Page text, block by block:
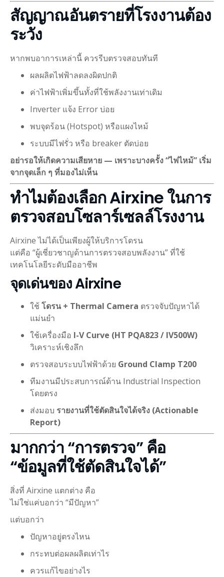
สัญญาณอันตรายที่โรงงานต้อง
ระวัง
หากพบอาการเหล่านี้ ควรรีบตรวจสอบทันที
ผลผลิตไฟฟ้าลดลงผิดปกติ
ค่าไฟฟ้าเพิ่มขึ้นทั้งที่ใช้พลังงานเท่าเดิม
Inverter แจ้ง Error บ่อย
พบจุดร้อน (Hotspot) หรือแผงไหม้
ระบบมีไฟรั่ว หรือ breaker ตัดบ่อย
อย่ารอให้เกิดความเสียหาย — เพราะบางครั้ง “ไฟไหม้” เริ่ม
จากจุดเล็ก ๆ ที่มองไม่เห็น
ทำไมต้องเลือก Airxine ในการ
ตรวจสอบโซลาร์เซลล์โรงงาน
Airxine ไม่ได้เป็นเพียงผู้ให้บริการโดรน
แต่คือ “ผู้เชี่ยวชาญด้านการตรวจสอบพลังงาน” ที่ใช้
เทคโนโลยีระดับมืออาชีพ
จุดเด่นของ Airxine
ใช้ โดรน + Thermal Camera ตรวจจับปัญหาได้
แม่นยำ
ใช้เครื่องมือ I-V Curve (HT PQA823 / IV500W)
วิเคราะห์เชิงลึก
ตรวจสอบระบบไฟฟ้าด้วย Ground Clamp T200
ทีมงานมีประสบการณ์ด้าน Industrial Inspection
โดยตรง
ส่งมอบ รายงานที่ใช้ตัดสินใจได้จริง (Actionable
Report)
มากกว่า “การตรวจ” คือ
“ข้อมูลที่ใช้ตัดสินใจได้”
สิ่งที่ Airxine แตกต่าง คือ
ไม่ใช่แค่บอกว่า “มีปัญหา”
แต่บอกว่า
ปัญหาอยู่ตรงไหน
กระทบต่อผลผลิตเท่าไร
ควรแก้ไขอย่างไร